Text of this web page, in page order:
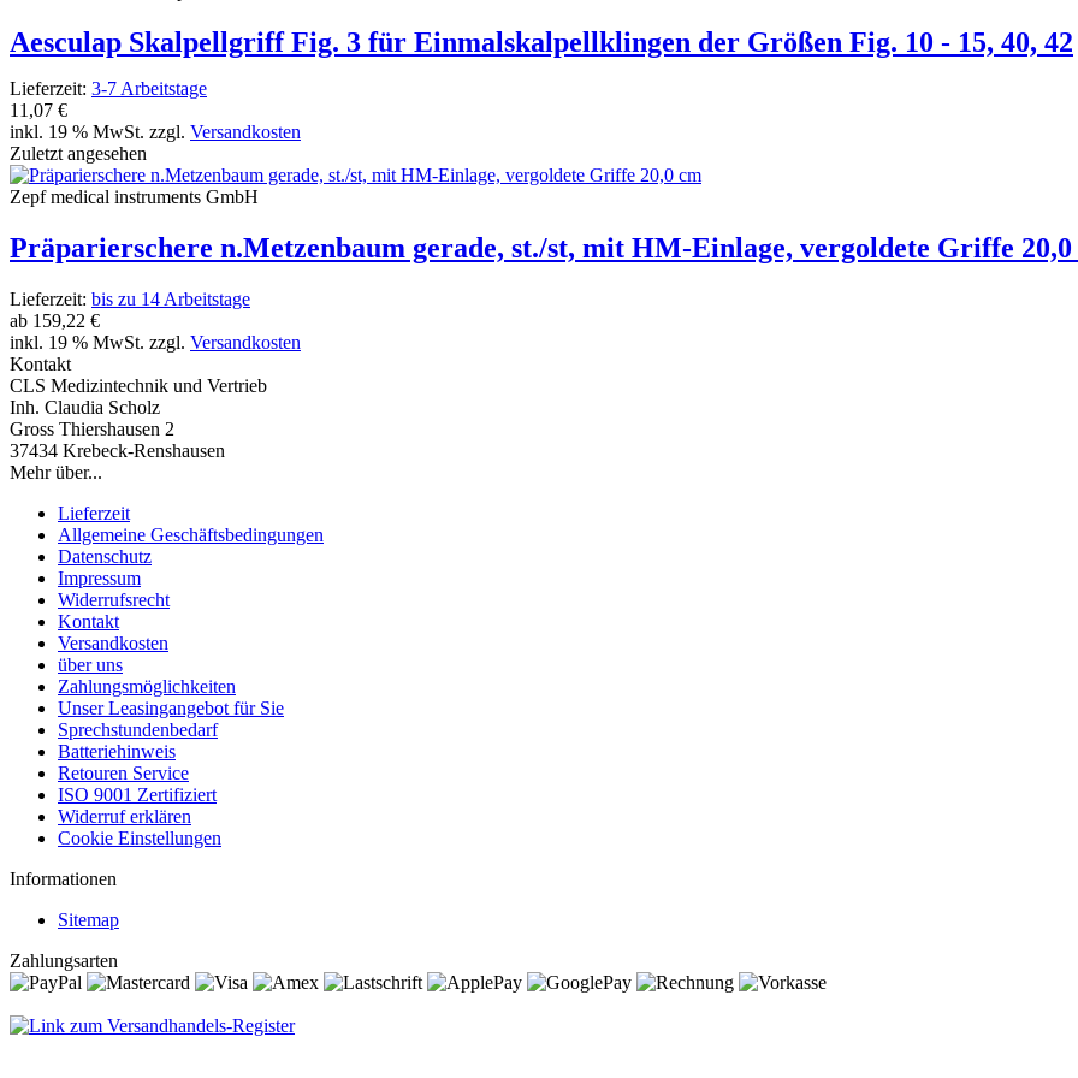
Aesculap Skalpellgriff Fig. 3 für Einmalskalpellklingen der Größen Fig. 10 - 15, 40, 42
Lieferzeit: 3-7 Arbeitstage
11,07 €
inkl. 19 % MwSt. zzgl. Versandkosten
Zuletzt angesehen
Zepf medical instruments GmbH
Präparierschere n.Metzenbaum gerade, st./st, mit HM-Einlage, vergoldete Griffe 20,0
Lieferzeit: bis zu 14 Arbeitstage
ab 159,22 €
inkl. 19 % MwSt. zzgl. Versandkosten
Kontakt
CLS Medizintechnik und Vertrieb
Inh. Claudia Scholz
Gross Thiershausen 2
37434 Krebeck-Renshausen
Mehr über...
Lieferzeit
Allgemeine Geschäftsbedingungen
Datenschutz
Impressum
Widerrufsrecht
Kontakt
Versandkosten
über uns
Zahlungsmöglichkeiten
Unser Leasingangebot für Sie
Sprechstundenbedarf
Batteriehinweis
Retouren Service
ISO 9001 Zertifiziert
Widerruf erklären
Cookie Einstellungen
Informationen
Sitemap
Zahlungsarten